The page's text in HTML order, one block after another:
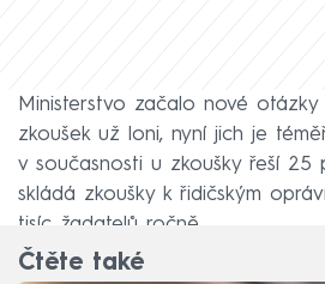
Ministerstvo začalo nové
zkoušek už loni, nyní jich je
v současnosti u zkoušky řeší 25
skládá zkoušky k řidičským
tisíc žadatelů ročně.
Čtěte také